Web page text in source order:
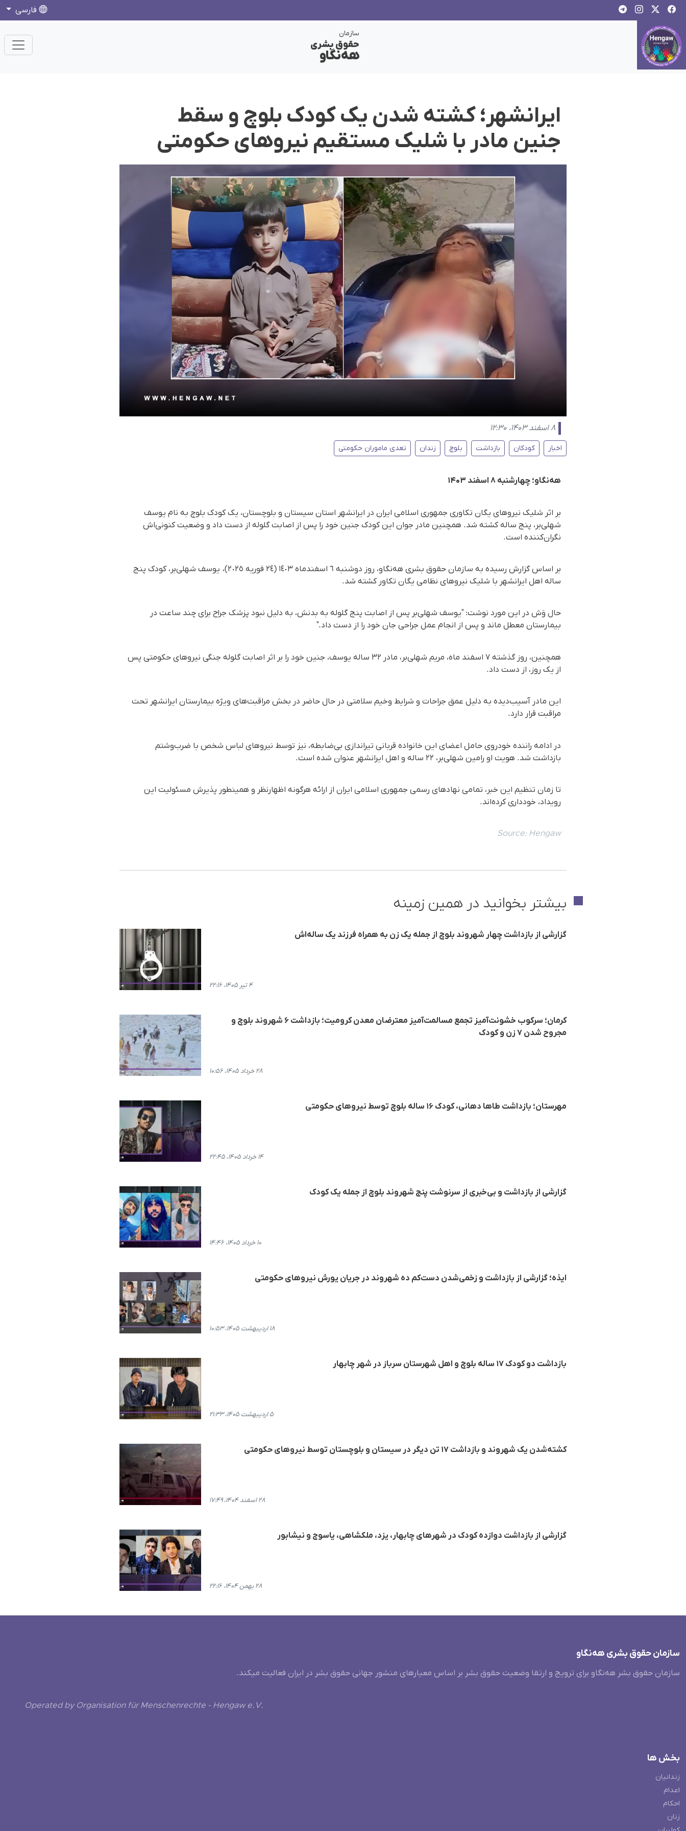
فارسی
سازمان
حقوق بشری
هەنگاو
ایرانشهر؛ کشته شدن یک کودک بلوچ و سقط
جنین مادر با شلیک مستقیم نیروهای حکومتی
۸ اسفند ۱۴۰۳، ۱۲:۳۰
اخبار کودکان بازداشت بلوچ زندان تعدی ماموران حکومتی
هه‌نگاو؛ چهارشنبه ۸ اسفند ۱۴۰۳
بر اثر شلیک نیروهای یگان تکاوری جمهوری اسلامی ایران در ایرانشهر استان سیستان و بلوچستان، یک کودک بلوچ به نام یوسف
شهلی‌بر، پنج‌ ساله کشته شد. همچنین مادر جوان این کودک جنین خود را پس از اصابت گلوله از دست داد و وضعیت کنونی‌اش
نگران‌کننده است.
بر اساس گزارش رسیده به سازمان حقوق بشری هه‌نگاو، روز دوشنبه ٦ اسفندماه ١٤٠٣ (٢٤ فوریه ٢٠٢٥)، یوسف شهلی‌بر، کودک پنج‌
ساله اهل ایرانشهر با شلیک نیروهای نظامی یگان تکاور کشته شد.
حال وَش در این مورد نوشت: "یوسف شهلی‌بر پس از اصابت پنج گلوله به بدنش، به دلیل نبود پزشک جراح برای چند ساعت در
بیمارستان معطل ماند و پس از انجام عمل جراحی جان خود را از دست داد."
همچنین، روز گذشته ٧ اسفند ماه، مریم شهلی‌بر، مادر ٣٢ ساله یوسف، جنین خود را بر اثر اصابت گلوله جنگی نیروهای حکومتی پس
از یک روز، از دست داد.
این مادر آسیب‌دیده به دلیل عمق جراحات و شرایط وخیم سلامتی در حال حاضر در بخش مراقبت‌های ویژه بیمارستان ایرانشهر تحت
مراقبت قرار دارد.
در ادامه راننده خودروی حامل اعضای این خانواده قربانی تیراندازی بی‌ضابطه، نیز توسط نیروهای لباس شخص با ضرب‌وشتم
بازداشت شد. هویت او رامین شهلی‌بر، ۲۲ ساله و اهل ایرانشهر عنوان شده است.
تا زمان تنظیم این خبر، تمامی نهادهای رسمی جمهوری اسلامی ایران از ارائه هرگونه اظهارنظر و همینطور پذیرش مسئولیت این
رویداد، خودداری کرده‌اند.
Source: Hengaw
بیشتر بخوانید در همین زمینه
گزارشی از بازداشت چهار شهروند بلوچ از جمله یک زن به همراه فرزند یک ساله‌اش
۴ تیر ۱۴۰۵، ۲۲:۱۶
کرمان؛ سرکوب خشونت‌آمیز تجمع مسالمت‌آمیز معترضان معدن کرومیت؛ بازداشت ۶ شهروند بلوچ و
مجروح شدن ۷ زن و کودک
۲۸ خرداد ۱۴۰۵، ۱۰:۵۶
مهرستان؛ بازداشت طاها دهانی، کودک ۱۶ ساله بلوچ توسط نیروهای حکومتی
۱۴ خرداد ۱۴۰۵، ۲۲:۴۵
گزارشی از بازداشت و بی‌خبری از سرنوشت پنج شهروند بلوچ از جمله یک کودک
۱۰ خرداد ۱۴۰۵، ۱۴:۴۶
ایذه؛ گزارشی از بازداشت و زخمی‌شدن دست‌کم ده شهروند در جریان یورش نیروهای حکومتی
۱۸ اردیبهشت ۱۴۰۵، ۱۰:۵۳
بازداشت دو کودک ۱۷ ساله بلوچ و اهل شهرستان سرباز در شهر چابهار
۵ اردیبهشت ۱۴۰۵، ۲۱:۳۳
کشته‌شدن یک شهروند و بازداشت ١٧ تن دیگر در سیستان و بلوچستان توسط نیروهای حکومتی
۲۸ اسفند ۱۴۰۴، ۱۷:۴۹
گزارشی از بازداشت دوازده کودک در شهرهای چابهار، یزد، ملکشاهی، یاسوج و نیشابور
۲۸ بهمن ۱۴۰۴، ۲۲:۱۶
سازمان حقوق بشری هەنگاو
سازمان حقوق بشر هه‌نگاو برای ترویج و ارتقا وضعیت حقوق بشر بر اساس معیارهای منشور جهانی حقوق بشر در ایران فعالیت میکند.
Operated by Organisation für Menschenrechte - Hengaw e.V.
بخش ها
زندانیان
اعدام
احکام
زنان